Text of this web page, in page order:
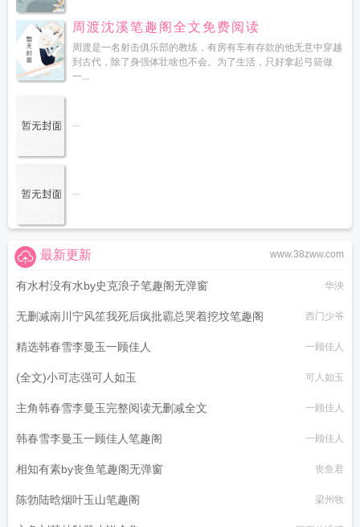
周渡沈溪笔趣阁全文免费阅读
周渡是一名射击俱乐部的教练，有房有车有存款的他无意中穿越
到古代，除了身强体壮啥也不会。为了生活，只好拿起弓箭做
一...
...
...
www.38zww.com
最新更新
有水村没有水by史克浪子笔趣阁无弹窗 华泱
无删减南川宁风笙我死后疯批霸总哭着挖坟笔趣阁 西门少爷
精选韩春雪李曼玉一顾佳人 一顾佳人
(全文)小可志强可人如玉 可人如玉
主角韩春雪李曼玉完整阅读无删减全文 一顾佳人
韩春雪李曼玉一顾佳人笔趣阁 一顾佳人
相知有素by丧鱼笔趣阁无弹窗 丧鱼君
陈勃陆晗烟叶玉山笔趣阁 梁州牧